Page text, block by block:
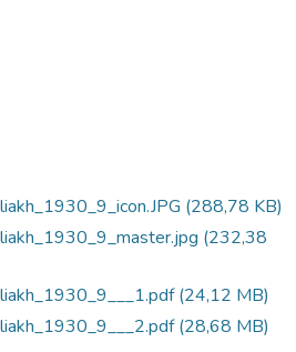
(288,78 KB)
(232,38
(24,12 MB)
(28,68 MB)